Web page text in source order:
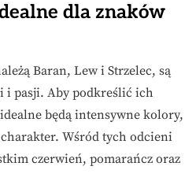
dla znaków
Baran, Lew i Strzelec, są
i pasji. Aby podkreślić ich
będą intensywne kolory,
Wśród tych odcieni
czerwień, pomarańcz oraz